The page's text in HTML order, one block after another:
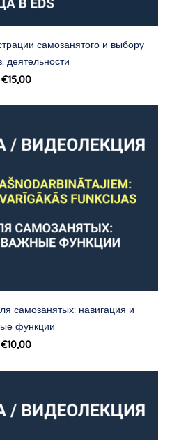
самозанятого и выбору
деятельности
€15,00
самозанятых: навигация и
функции
€10,00